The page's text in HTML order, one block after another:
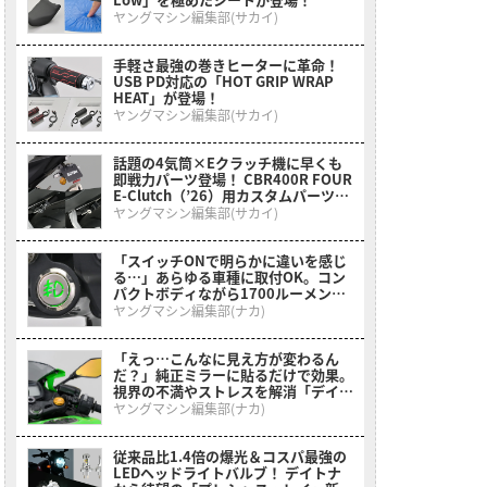
ヤングマシン編集部(サカイ)
手軽さ最強の巻きヒーターに革命！
USB PD対応の「HOT GRIP WRAP
HEAT」が登場！
ヤングマシン編集部(サカイ)
話題の4気筒×Eクラッチ機に早くも
即戦力パーツ登場！ CBR400R FOUR
E-Clutch（’26）用カスタムパーツ一
挙紹介
ヤングマシン編集部(サカイ)
「スイッチONで明らかに違いを感じ
る…」あらゆる車種に取付OK。コン
パクトボディながら1700ルーメンで
視界を確保する［デイトナ・LEDフォ
グランプユニット プレシャスレイ ス
モール］
ヤングマシン編集部(ナカ)
「えっ…こんなに見え方が変わるん
だ？」純正ミラーに貼るだけで効果。
視界の不満やストレスを解消「デイト
ナ・ハイビジ貼り付けタイプミラー」
ヤングマシン編集部(ナカ)
従来品比1.4倍の爆光＆コスパ最強の
LEDヘッドライトバルブ！ デイトナ